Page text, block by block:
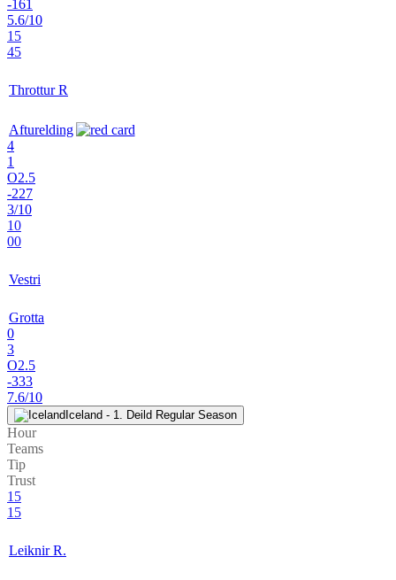
-161
5.6/10
15
45
Throttur R
Afturelding
4
1
O2.5
-227
3/10
10
00
Vestri
Grotta
0
3
O2.5
-333
7.6/10
Iceland - 1. Deild Regular Season
Hour
Teams
Tip
Trust
15
15
Leiknir R.